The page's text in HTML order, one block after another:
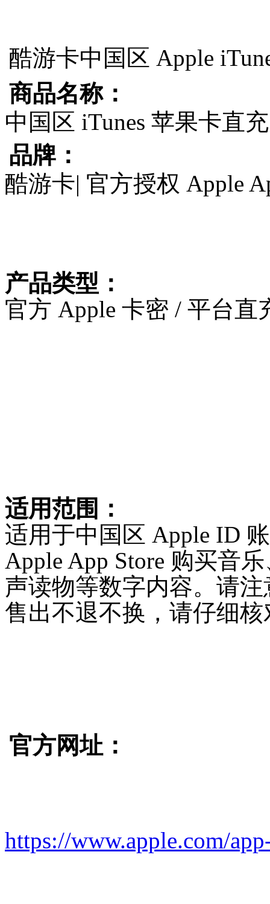
酷游卡中国区 Apple
商品名称：
中国区 iTunes 苹果卡直
品牌：
酷游卡| 官方授权 Apple
产品类型：
官方 Apple 卡密 / 平台直
适用范围：
适用于中国区 Apple ID
Apple App Store 购买音
声读物等数字内容。请
售出不退不换，请仔细
官方网址：
https://www.apple.com/